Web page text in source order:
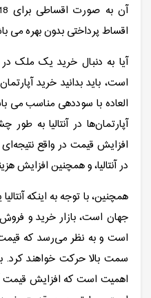
اقساط پرداختی بدون بهره می
آیا به دنبال خرید یک ملک در
است، باید بدانید خرید
آپارتمان‌ها در آنتالیا به
افزایش قیمت در واقع
در آنتالیا، و همچنین افزایش
همچنین، با توجه به اینکه
جهان است، بازار خرید و
است و به نظر می‌رسد که
سمت بالا حرکت خواهند کرد.
اهمیت است که افزایش قیمت